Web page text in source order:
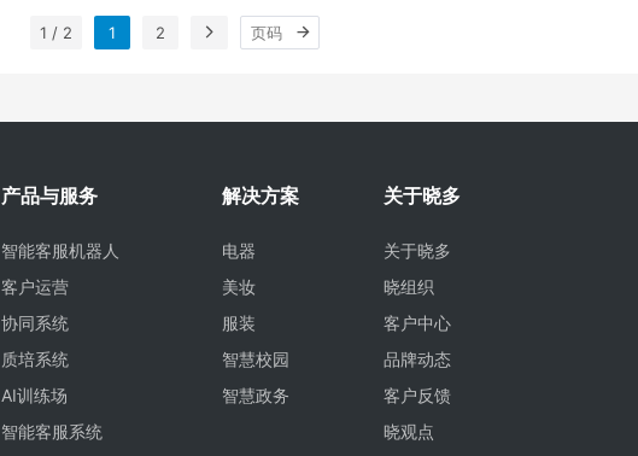
1 / 2 1 2
产品与服务
智能客服机器人
客户运营
协同系统
质培系统
AI训练场
智能客服系统
解决方案
电器
美妆
服装
智慧校园
智慧政务
关于晓多
关于晓多
晓组织
客户中心
品牌动态
客户反馈
晓观点